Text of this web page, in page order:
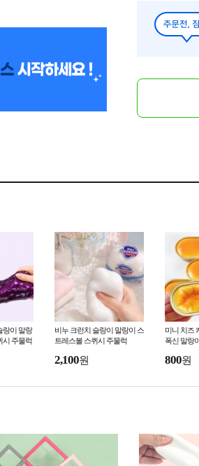
랑이 말랑
시 주물럭
비누 크런치 슬랑이 말랑이 스
트레스볼 스퀴시 주물럭
2,100원
미니 치즈
폭신 말랑
800원